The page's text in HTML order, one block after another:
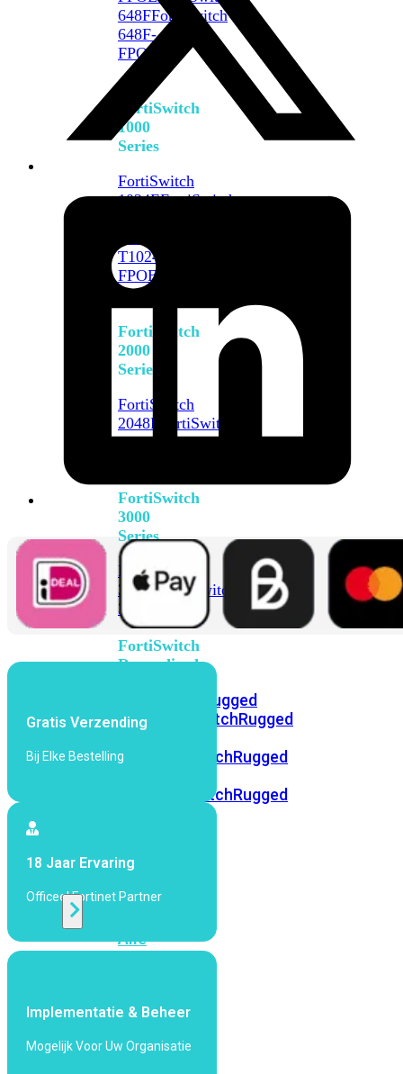
648FFortiSwitch
648F-
FPOE
FortiSwitch
1000
Series
FortiSwitch
1024EFortiSwitch
T1024F-
FPOE
1048G
FortiSwitch
2000
Series
FortiSwitch
2048F
FortiSwitch
2048F-
FortiSwitch
3000
Series
FortiSwitch
3032EFortiSwitch
3032G
FortiSwitch
Ruggedized
FortiSwitchRugged
108F
FortiSwitchRugged
POE
FortiSwitchRugged
FortiSwitchRugged
Alle
Fi
Gratis Verzending
Bij Elke Bestelling
18 Jaar Ervaring
Officeel Fortinet Partner
Implementatie & Beheer
Mogelijk Voor Uw Organisatie